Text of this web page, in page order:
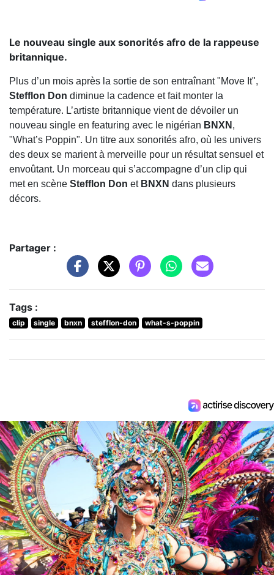
Le nouveau single aux sonorités afro de la rappeuse
britannique.
Plus d’un mois après la sortie de son entraînant "Move It",
Stefflon Don diminue la cadence et fait monter la
température. L’artiste britannique vient de dévoiler un
nouveau single en featuring avec le nigérian BNXN ,
"What’s Poppin". Un titre aux sonorités afro, où les univers
des deux se marient à merveille pour un résultat sensuel et
envoûtant. Un morceau qui s’accompagne d’un clip qui
met en scène Stefflon Don et BNXN dans plusieurs
décors.
Partager :
Tags :
clip single bnxn stefflon-don what-s-poppin